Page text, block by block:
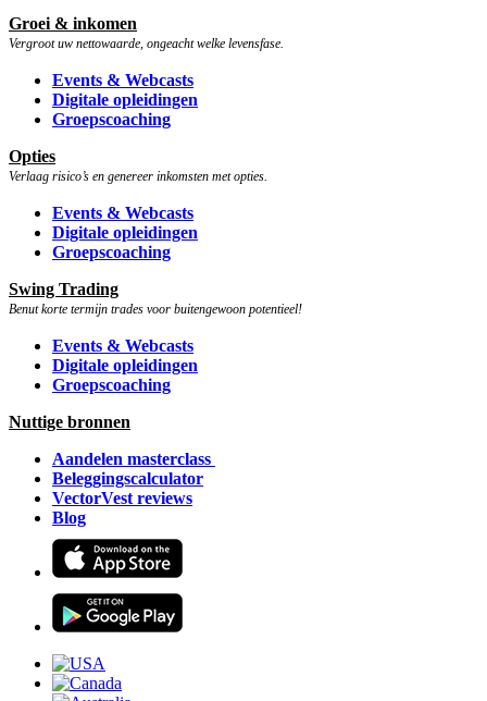
Groei & inkomen
Vergroot uw nettowaarde, ongeacht welke levensfase.
Events & Webcasts
Digitale opleidingen
Groepscoaching
Opties
Verlaag risico’s en genereer inkomsten met opties.
Events & Webcasts
Digitale opleidingen
Groepscoaching
Swing Trading
Benut korte termijn trades voor buitengewoon potentieel!
Events & Webcasts
Digitale opleidingen
Groepscoaching
Nuttige bronnen
Aandelen masterclass
Beleggingscalculator
VectorVest reviews
Blog